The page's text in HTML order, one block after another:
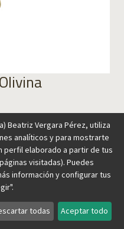
carrito
conocida como
Beatriz Vergara Pérez, utiliza
analíticos y para mostrarte
perfil elaborado a partir de tus
visitadas). Puedes
información y configurar tus
todas Aceptar todo